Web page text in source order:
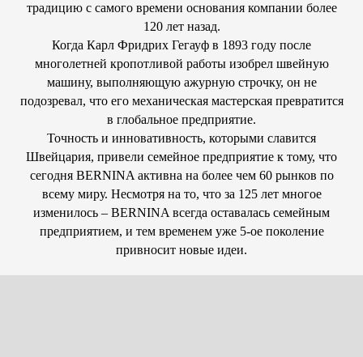
традицию с самого времени основания компании более
120 лет назад.
Когда Карл Фридрих Гегауф в 1893 году после
многолетней кропотливой работы изобрел швейную
машину, выполняющую ажурную строчку, он не
подозревал, что его механическая мастерская превратится
в глобальное предприятие.
Точность и инновативность, которыми славится
Швейцария, привели семейное предприятие к тому, что
сегодня BERNINA активна на более чем 60 рынков по
всему миру. Несмотря на то, что за 125 лет многое
изменилось – BERNINA всегда оставалась семейным
предприятием, и тем временем уже 5-ое поколение
привносит новые идеи.